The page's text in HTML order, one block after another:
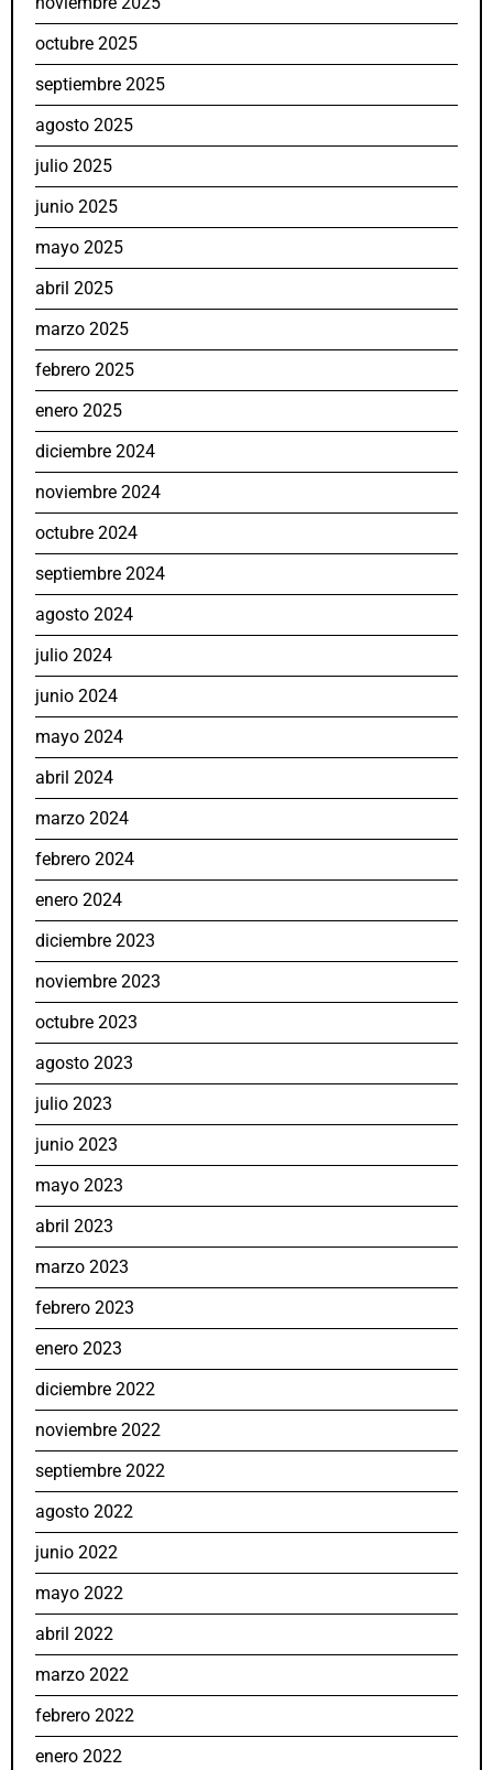
octubre 2025
septiembre 2025
agosto 2025
julio 2025
junio 2025
mayo 2025
abril 2025
marzo 2025
febrero 2025
enero 2025
diciembre 2024
noviembre 2024
octubre 2024
septiembre 2024
agosto 2024
julio 2024
junio 2024
mayo 2024
abril 2024
marzo 2024
febrero 2024
enero 2024
diciembre 2023
noviembre 2023
octubre 2023
agosto 2023
julio 2023
junio 2023
mayo 2023
abril 2023
marzo 2023
febrero 2023
enero 2023
diciembre 2022
noviembre 2022
septiembre 2022
agosto 2022
junio 2022
mayo 2022
abril 2022
marzo 2022
febrero 2022
enero 2022